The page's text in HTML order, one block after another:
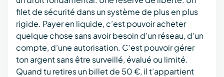
filet de sécurité dans un système de plus en plus
rigide. Payer en liquide, c’est pouvoir acheter
quelque chose sans avoir besoin d’un réseau, d’un
compte, d’une autorisation. C’est pouvoir gérer
ton argent sans être surveillé, évalué ou limité.
Quand tu retires un billet de 50 €, il t’appartient